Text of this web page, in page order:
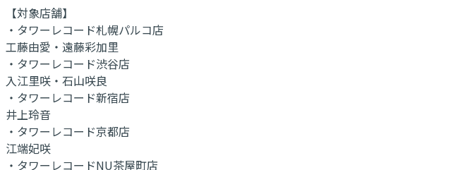
【対象店舗】
・タワーレコード札幌パルコ店
工藤由愛・遠藤彩加里
・タワーレコード渋谷店
入江里咲・石山咲良
・タワーレコード新宿店
井上玲音
・タワーレコード京都店
江端妃咲
・タワーレコードNU茶屋町店